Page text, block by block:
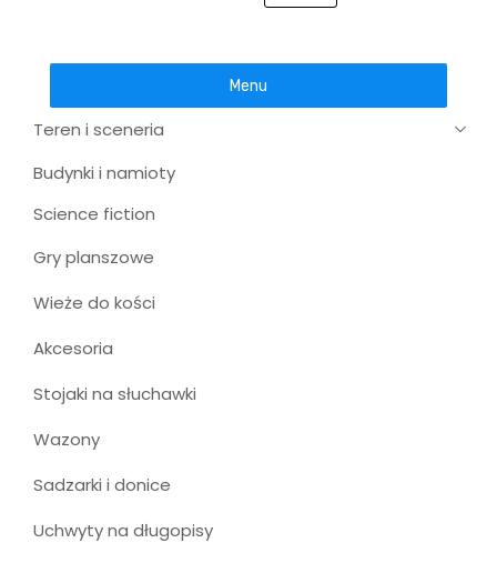
Menu
Teren i sceneria
Budynki i namioty
Science fiction
Gry planszowe
Wieże do kości
Akcesoria
Stojaki na słuchawki
Wazony
Sadzarki i donice
Uchwyty na długopisy